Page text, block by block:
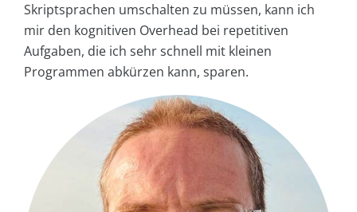
Skriptsprachen umschalten zu müssen, kann ich
mir den kognitiven Overhead bei repetitiven
Aufgaben, die ich sehr schnell mit kleinen
Programmen abkürzen kann, sparen.